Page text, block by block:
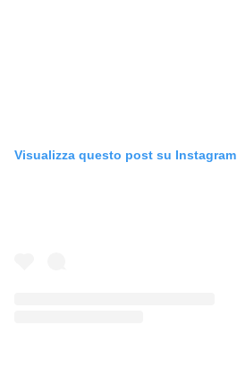
Visualizza questo post su Instagram